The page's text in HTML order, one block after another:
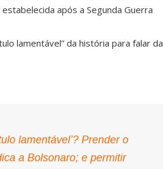
após a Segunda Guerra
lamentável” da história para falar da
lamentável’? Prender o
a Bolsonaro; e permitir